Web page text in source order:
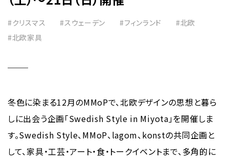
ショップ & レストラン情報
Shop & Restaurant
スペシャルコラム
around MMoP
#クリスマス #スウェーデン #フィンランド
#北欧
#北欧家具
冬色に染まる12月のMMoPで、北欧デザインの思想と暮ら
しに出会う企画「Swedish Style in Miyota」を開催しま
す。Swedish Style、MMoP、lagom、konstの共同企画と
して、家具・工芸・アート・食・トークイベントまで、多角的に